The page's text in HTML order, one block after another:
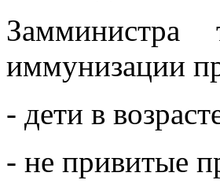
иммунизации
- дети в
- не привитые